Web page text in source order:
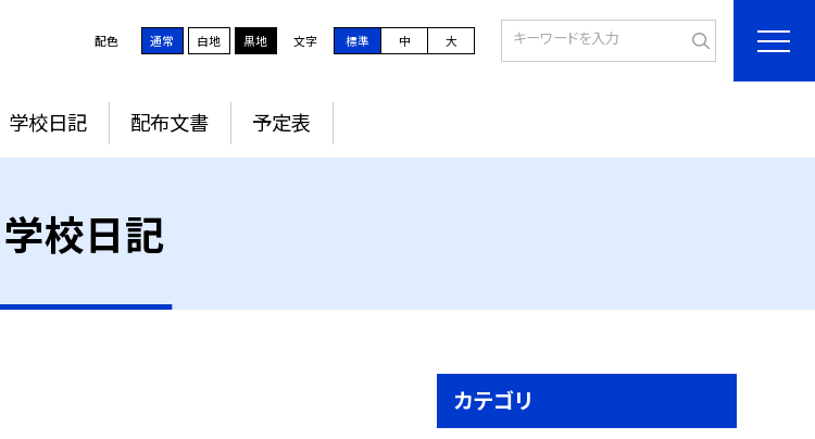
配色 通常 白地 黒地 文字 標準 中 大
学校日記 配布文書 予定表
学校日記
カテゴリ